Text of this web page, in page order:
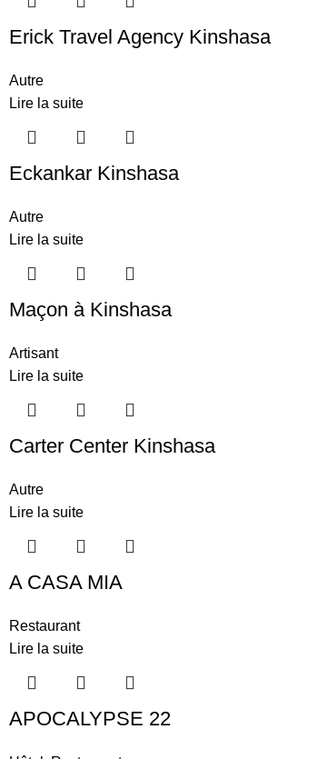
Erick Travel Agency Kinshasa
Autre
Lire la suite
Eckankar Kinshasa
Autre
Lire la suite
Maçon à Kinshasa
Artisant
Lire la suite
Carter Center Kinshasa
Autre
Lire la suite
A CASA MIA
Restaurant
Lire la suite
APOCALYPSE 22